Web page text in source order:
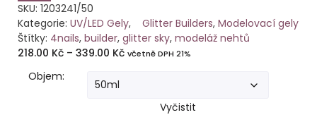
SKU: 1203241/50
Kategorie: UV/LED Gely, Glitter Builders, Modelovací gely
Štítky: 4nails, builder, glitter sky, modeláž nehtů
218.00 Kč – 339.00 Kč včetně DPH 21%
Objem:
Vyčistit